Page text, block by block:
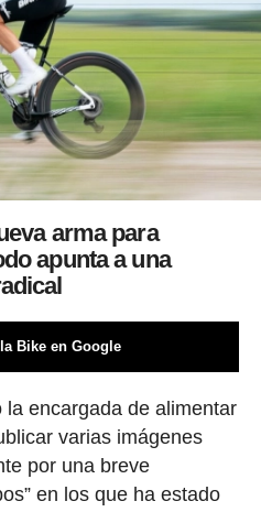
arma para
apunta a una
Bike en Google
encargada de alimentar
varias imágenes
por una breve
en los que ha estado